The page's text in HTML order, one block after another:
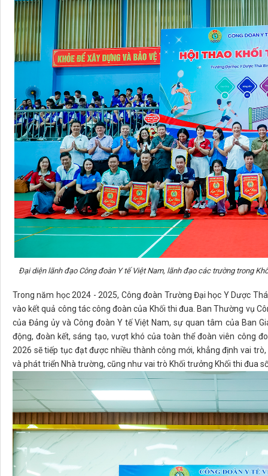
Đại diện lãnh đạo Công đoàn Y tế Việt Nam, lãnh đạo các trường trong
Trong năm học 2024 - 2025, Công đoàn Trường Đại học Y Dược
vào kết quả công tác công đoàn của Khối thi đua. Ban Thường vụ
của Đảng ủy và Công đoàn Y tế Việt Nam, sự quan tâm của Ban
động, đoàn kết, sáng tạo, vượt khó của toàn thể đoàn viên công
2026 sẽ tiếp tục đạt được nhiều thành công mới, khẳng định vai
và phát triển Nhà trường, cũng như vai trò Khối trưởng Khối thi đua